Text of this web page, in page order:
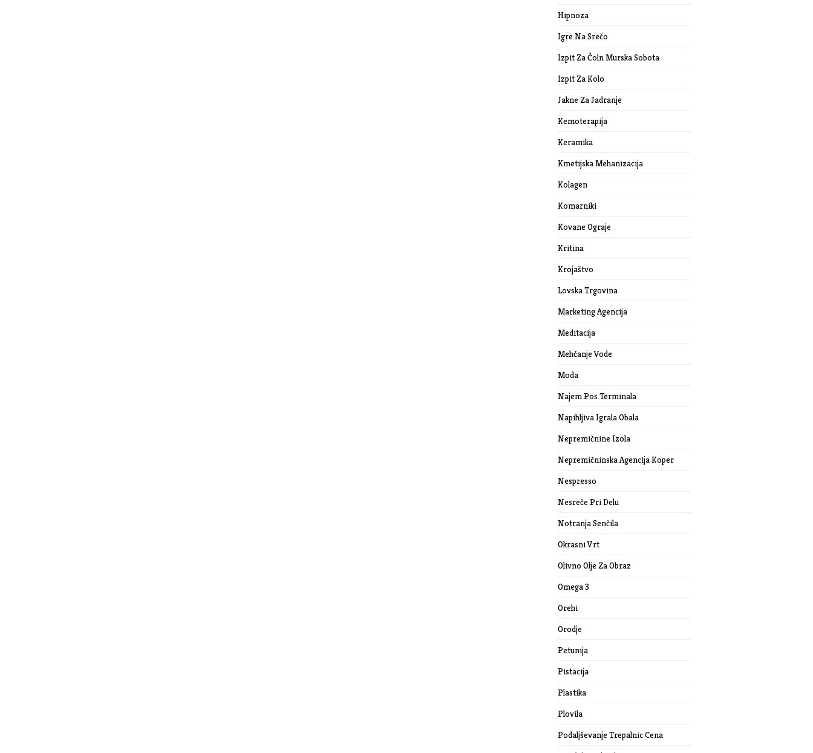
Hipnoza
Igre Na Srečo
Izpit Za Čoln Murska Sobota
Izpit Za Kolo
Jakne Za Jadranje
Kemoterapija
Keramika
Kmetijska Mehanizacija
Kolagen
Komarniki
Kovane Ograje
Kritina
Krojaštvo
Lovska Trgovina
Marketing Agencija
Meditacija
Mehčanje Vode
Moda
Najem Pos Terminala
Napihljiva Igrala Obala
Nepremičnine Izola
Nepremičninska Agencija Koper
Nespresso
Nesreče Pri Delu
Notranja Senčila
Okrasni Vrt
Olivno Olje Za Obraz
Omega 3
Orehi
Orodje
Petunija
Pistacija
Plastika
Plovila
Podaljševanje Trepalnic Cena